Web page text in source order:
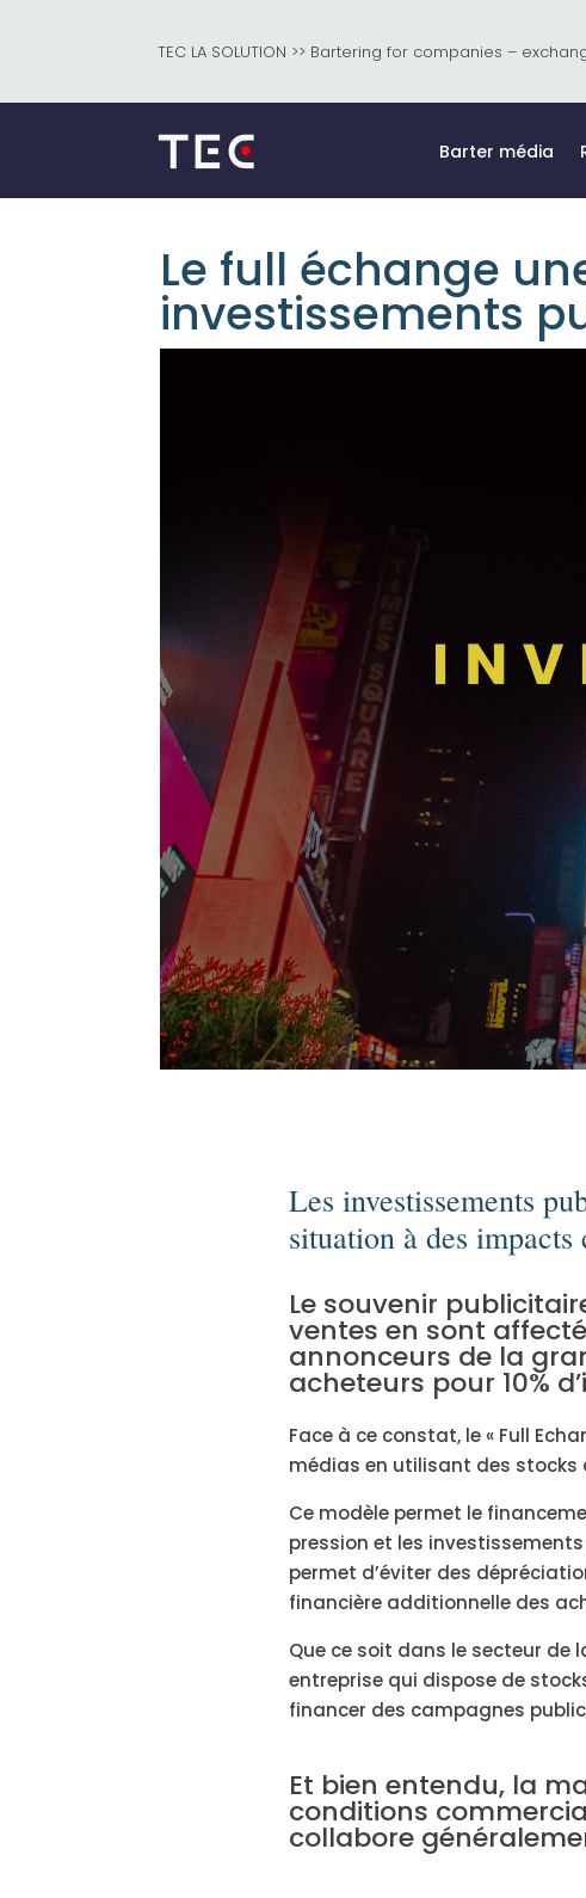
TEC LA SOLUTION >> Bartering for companies –
Barter média
Le full échange
investissements
Les investissements
situation à des impacts
Le souvenir
ventes en sont
annonceurs de la
acheteurs pour 10%
Face à ce constat, le « Full
médias en utilisant des stocks
Ce modèle permet le
pression et les
permet d’éviter des
financière additionnelle des
Que ce soit dans le secteur de
entreprise qui dispose de
financer des campagnes
Et bien entendu, la
conditions
collabore